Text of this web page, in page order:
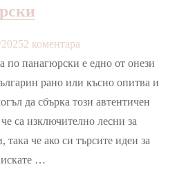
2 коментара
Яйца
по
панагюрски
панагюрски е едно от онези
рано или късно опитва и
да сбърка този автентичен
са изключително лесни за
че ако си търсите идеи за
искате …